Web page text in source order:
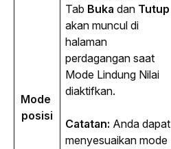
Mode
posisi
Tab Buka dan Tutup
akan muncul di
halaman
perdagangan saat
Mode Lindung Nilai
diaktifkan.
Catatan: Anda dapat
menyesuaikan mode